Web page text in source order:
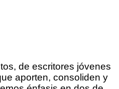
de escritores jóvenes
aporten, consoliden y